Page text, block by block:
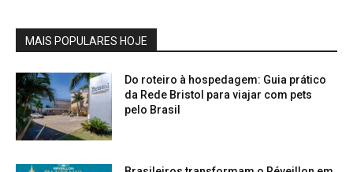
MAIS POPULARES HOJE
Do roteiro à hospedagem: Guia prático
da Rede Bristol para viajar com pets
pelo Brasil